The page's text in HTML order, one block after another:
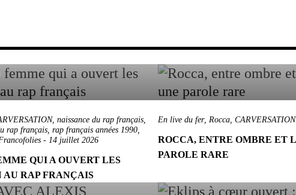
, naissance du rap français,
rap français, rap français années 1990,
- 14 juillet 2026
QUI A OUVERT LES
AU RAP FRANÇAIS
En live du fer, Rocca, CARVERSATION
ROCCA, ENTRE OMBRE ET
PAROLE RARE